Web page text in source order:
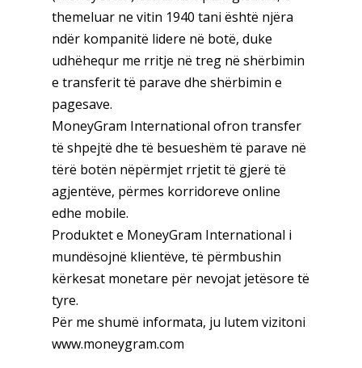
themeluar ne vitin 1940 tani është njëra
ndër kompanitë lidere në botë, duke
udhëhequr me rritje në treg në shërbimin
e transferit të parave dhe shërbimin e
pagesave.
MoneyGram International ofron transfer
të shpejtë dhe të besueshëm të parave në
tërë botën nëpërmjet rrjetit të gjerë të
agjentëve, përmes korridoreve online
edhe mobile.
Produktet e MoneyGram International i
mundësojnë klientëve, të përmbushin
kërkesat monetare për nevojat jetësore të
tyre.
Për me shumë informata, ju lutem vizitoni
www.moneygram.com